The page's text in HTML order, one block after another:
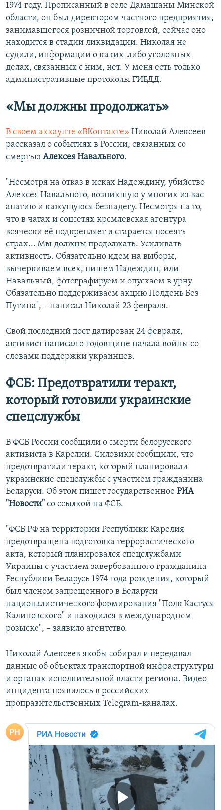
1974 году. Прописанный в селе Дамашаны Минской
области, он был директором частного предприятия,
занимавшегося розничной торговлей, сейчас оно
находится в стадии ликвидации. Николая не
судили, информации о каких-либо уголовных
делах, связанных с ним, нет. У меня есть только
административные протоколы ГИБДД.
«Мы должны продолжать»
В своем аккаунте «ВКонтакте» Николай Алексеев
рассказал о событиях в России, связанных со
смертью Алексея Навального.
"Несмотря на отказ в исках Надеждину, убийство
Алексея Навального, возникшую у многих из вас
апатию и кажущуюся безнадегу. Несмотря на то,
что в чатах и соцсетях кремлевская агентура
всячески её подкрепляет и старается посеять
страх... Мы должны продолжать. Усиливать
активность. Обязательно идем на выборы,
вычеркиваем всех, пишем Надеждин, или
Навальный, фотографируем и опускаем в урну.
Обязательно поддерживаем акцию Полдень Без
Путина", – написал Николай 23 февраля.
Свой последний пост датирован 24 февраля,
активист написал о годовщине начала войны со
словами поддержки украинцев.
ФСБ: Предотвратили теракт,
который готовили украинские
спецслужбы
В ФСБ России сообщили о смерти белорусского
активиста в Карелии. Силовики сообщили, что
предотвратили теракт, который планировали
украинские спецслужбы с участием гражданина
Беларуси. Об этом пишет государственное РИА
"Новости" со ссылкой на ФСБ.
"ФСБ РФ на территории Республики Карелия
предотвращена подготовка террористического
акта, который планировался спецслужбами
Украины с участием завербованного гражданина
Республики Беларусь 1974 года рождения, который
был членом запрещенного в Беларуси
националистического формирования "Полк Кастуся
Калиновского" и находился в международном
розыске", – заявило агентство.
Николай Алексеев якобы собирал и передавал
данные об объектах транспортной инфраструктуры
и органах исполнительной власти региона. Видео
инцидента появилось в российских
проправительственных Telegram-каналах.